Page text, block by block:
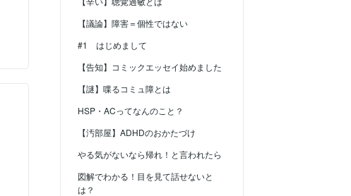
【議論】障害＝個性ではない
#1 はじめまして
【告知】コミックエッセイ始めました
【謎】喋るコミュ障とは
HSP・ACってなんのこと？
【汚部屋】ADHDのおかたづけ
やる気がないなら帰れ！と言われたら
図解でわかる！目を見て話せないと
は？